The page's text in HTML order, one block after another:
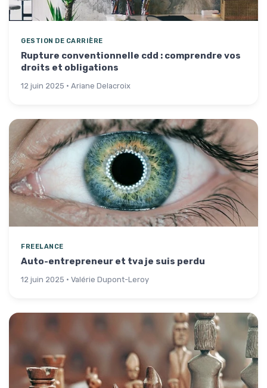
GESTION DE CARRIÈRE
Rupture conventionnelle cdd : comprendre vos
droits et obligations
12 juin 2025 · Ariane Delacroix
FREELANCE
Auto-entrepreneur et tva je suis perdu
12 juin 2025 · Valérie Dupont-Leroy